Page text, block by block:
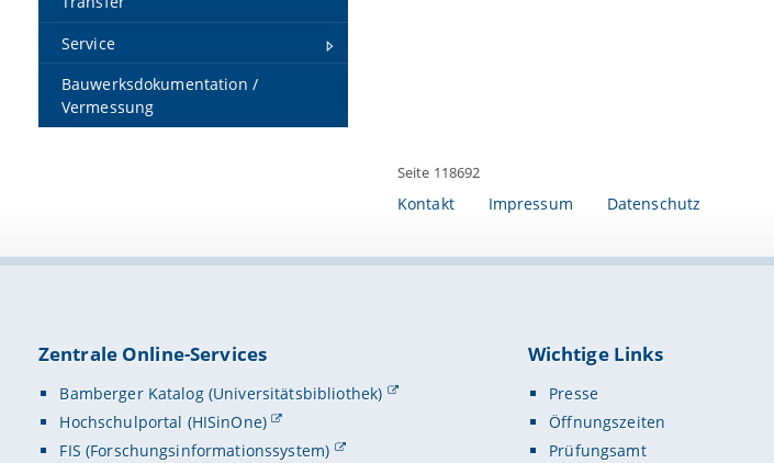
Service
Bauwerksdokumentation /
Vermessung
Seite 118692
Kontakt Impressum Datenschutz
Zentrale Online-Services
Bamberger Katalog (Universitätsbibliothek)
Hochschulportal (HISinOne)
FIS (Forschungsinformationssystem)
Wichtige Links
Presse
Öffnungszeiten
Prüfungsamt